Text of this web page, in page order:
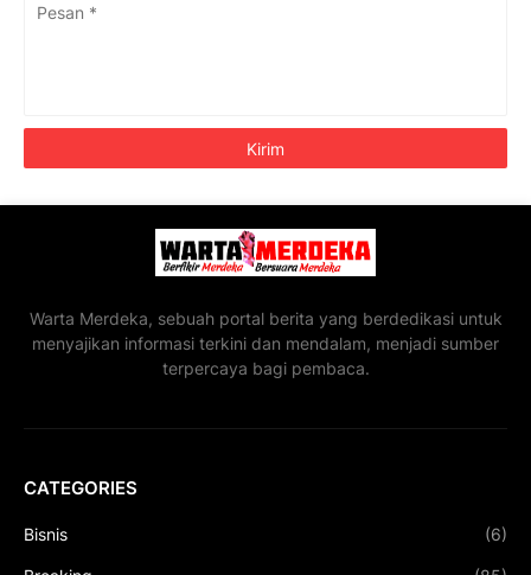
Warta Merdeka, sebuah portal berita yang berdedikasi untuk
menyajikan informasi terkini dan mendalam, menjadi sumber
terpercaya bagi pembaca.
CATEGORIES
Bisnis (6)